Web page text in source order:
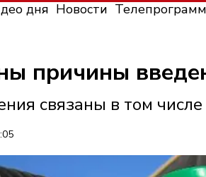
дня Новости
причины
связаны в том